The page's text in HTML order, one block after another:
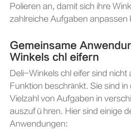
Polieren an, damit sich ihre
zahlreiche Aufgaben anpassen
Gemeinsame
Winkels chl eifern
Deli-Winkels chl eifer sind nicht
Funktion beschränkt. Sie sind
Vielzahl von Aufgaben in
auszuführen. Hier sind einige
Anwendungen: